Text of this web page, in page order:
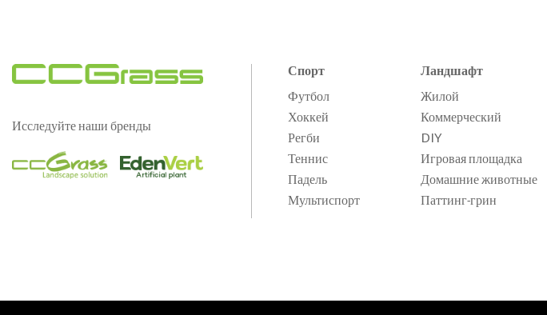
Исследуйте наши бренды
Спорт
Футбол
Хоккей
Регби
Теннис
Падель
Мультиспорт
Ландшафт
Жилой
Коммерческий
DIY
Игровая площадка
Домашние животные
Паттинг-грин